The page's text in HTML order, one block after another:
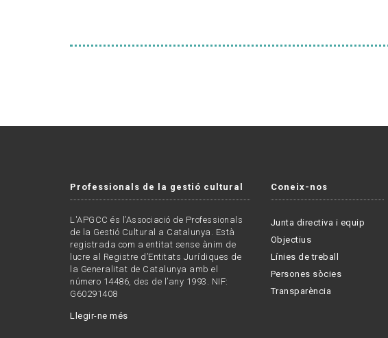
Professionals de la gestió cultural
L'APGCC és l’Associació de Professionals
de la Gestió Cultural a Catalunya. Està
registrada com a entitat sense ànim de
lucre al Registre d’Entitats Jurídiques de
la Generalitat de Catalunya amb el
número 14486, des de l’any 1993. NIF:
G60291408
Llegir-ne més
Coneix-nos
Junta directiva i equip
Objectius
Línies de treball
Persones sòcies
Transparència